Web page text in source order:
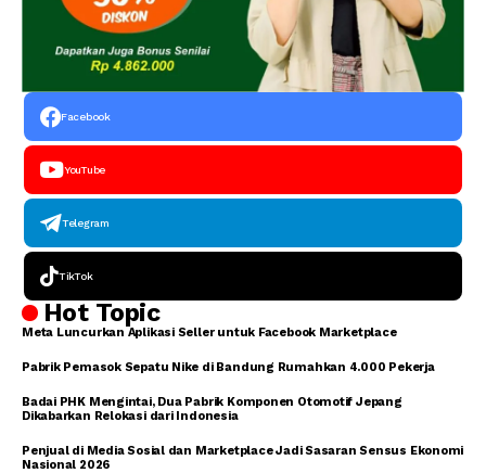
Facebook
YouTube
Telegram
TikTok
Hot Topic
Meta Luncurkan Aplikasi Seller untuk Facebook Marketplace
Pabrik Pemasok Sepatu Nike di Bandung Rumahkan 4.000 Pekerja
Badai PHK Mengintai, Dua Pabrik Komponen Otomotif Jepang
Dikabarkan Relokasi dari Indonesia
Penjual di Media Sosial dan Marketplace Jadi Sasaran Sensus Ekonomi
Nasional 2026